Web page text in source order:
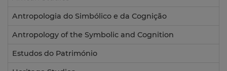
Antropologia do Simbólico e da Cognição
Antropology of the Symbolic and Cognition
Estudos do Património